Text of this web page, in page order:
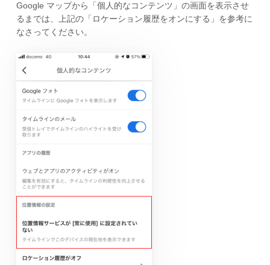
Google マップから「個人的なコンテンツ」の画面を表示させ
るまでは、上記の「ロケーション履歴をオンにする」を参考に
なさってください。